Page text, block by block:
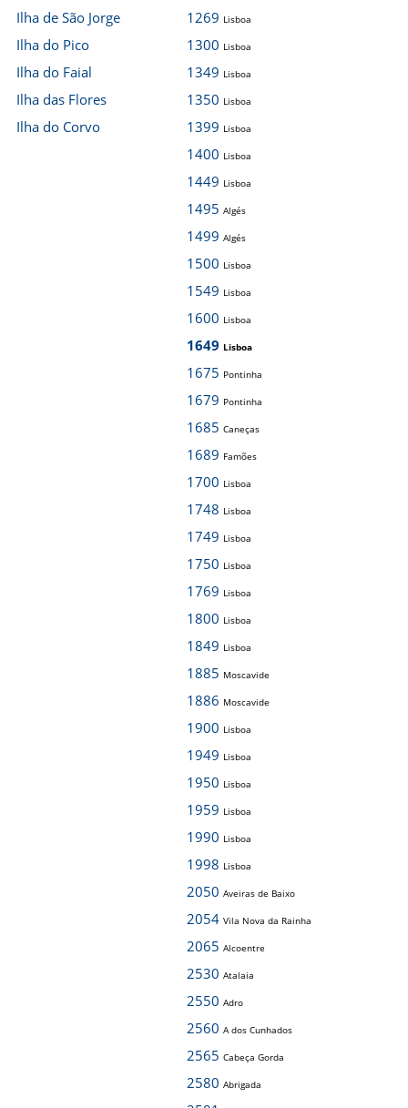
Ilha de São Jorge
Ilha do Pico
Ilha do Faial
Ilha das Flores
Ilha do Corvo
1269 Lisboa
1300 Lisboa
1349 Lisboa
1350 Lisboa
1399 Lisboa
1400 Lisboa
1449 Lisboa
1495 Algés
1499 Algés
1500 Lisboa
1549 Lisboa
1600 Lisboa
1649 Lisboa
1675 Pontinha
1679 Pontinha
1685 Caneças
1689 Famões
1700 Lisboa
1748 Lisboa
1749 Lisboa
1750 Lisboa
1769 Lisboa
1800 Lisboa
1849 Lisboa
1885 Moscavide
1886 Moscavide
1900 Lisboa
1949 Lisboa
1950 Lisboa
1959 Lisboa
1990 Lisboa
1998 Lisboa
2050 Aveiras de Baixo
2054 Vila Nova da Rainha
2065 Alcoentre
2530 Atalaia
2550 Adro
2560 A dos Cunhados
2565 Cabeça Gorda
2580 Abrigada